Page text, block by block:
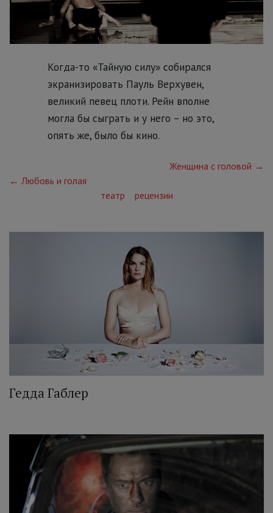
Когда-то «Тайную силу» собирался
экранизировать Пауль Верхувен,
великий певец плоти. Рейн вполне
могла бы сыграть и у него – но это,
опять же, было бы кино.
Женщина с головой →
← Любовь и голая
театр
рецензии
Гедда Габлер